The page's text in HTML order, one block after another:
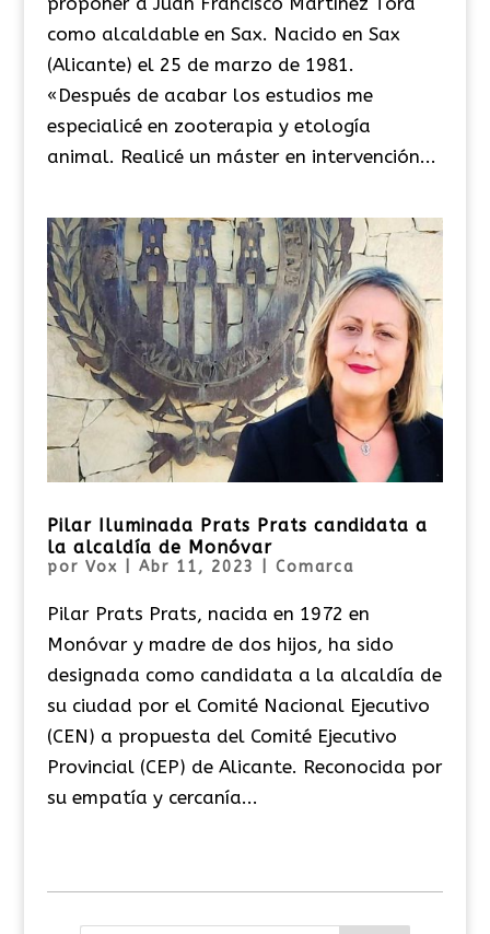
como alcaldable en Sax. Nacido en Sax
(Alicante) el 25 de marzo de 1981.
«Después de acabar los estudios me
especialicé en zooterapia y etología
animal. Realicé un máster en intervención...
Pilar Iluminada Prats Prats candidata a
la alcaldía de Monóvar
por Vox Abr 11, 2023 Comarca
Pilar Prats Prats, nacida en 1972 en
Monóvar y madre de dos hijos, ha sido
designada como candidata a la alcaldía de
su ciudad por el Comité Nacional Ejecutivo
(CEN) a propuesta del Comité Ejecutivo
Provincial (CEP) de Alicante. Reconocida por
su empatía y cercanía...